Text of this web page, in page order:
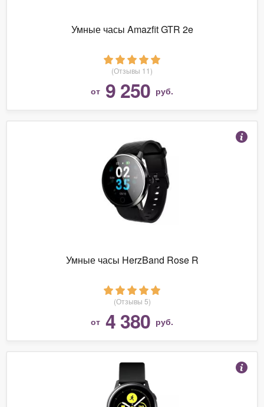
Умные часы Amazfit GTR 2e
(Отзывы 11)
от 9 250 руб.
Умные часы HerzBand Rose R
(Отзывы 5)
от 4 380 руб.